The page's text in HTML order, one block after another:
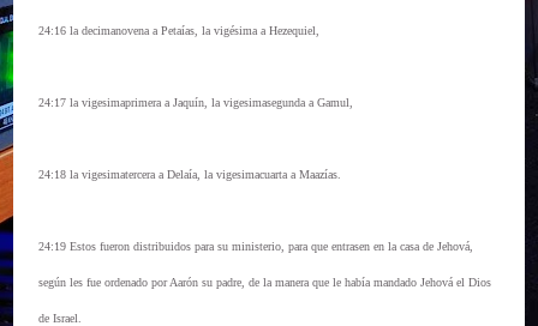
24:16 la decimanovena a Petaías, la vigésima a Hezequiel,
24:17 la vigesimaprimera a Jaquín, la vigesimasegunda a Gamul,
24:18 la vigesimatercera a Delaía, la vigesimacuarta a Maazías.
24:19 Estos fueron distribuidos para su ministerio, para que entrasen en la casa de Jehová,
según les fue ordenado por Aarón su padre, de la manera que le había mandado Jehová el Dios
de Israel.